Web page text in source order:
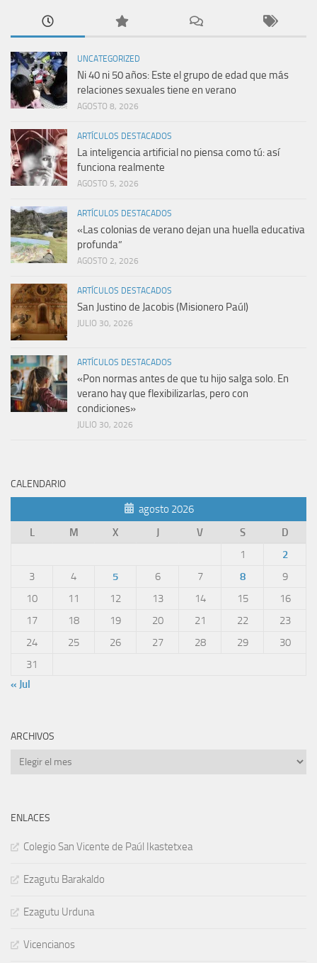
UNCATEGORIZED
Ni 40 ni 50 años: Este el grupo de edad que más
relaciones sexuales tiene en verano
AGOSTO 8, 2026
ARTÍCULOS DESTACADOS
La inteligencia artificial no piensa como tú: así
funciona realmente
AGOSTO 5, 2026
ARTÍCULOS DESTACADOS
«Las colonias de verano dejan una huella educativa
profunda”
AGOSTO 2, 2026
ARTÍCULOS DESTACADOS
San Justino de Jacobis (Misionero Paúl)
JULIO 30, 2026
ARTÍCULOS DESTACADOS
«Pon normas antes de que tu hijo salga solo. En
verano hay que flexibilizarlas, pero con
condiciones»
JULIO 30, 2026
CALENDARIO
agosto 2026
L
M X J V S
D
1
2
3
4 5 6 7 8
9
10
11 12 13 14 15
16
17
18 19 20 21 22
23
24
25 26 27 28 29
30
31
« Jul
ARCHIVOS
Archivos
ENLACES
Colegio San Vicente de Paúl Ikastetxea
Ezagutu Barakaldo
Ezagutu Urduna
Vicencianos